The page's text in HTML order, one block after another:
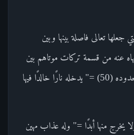
جعلها تعالى فاصلة بينها وبين
إلى ما نهاه عنه من قسمة تركات موتاهم بين
ورثتهم وغير ذلك من حدوده (50) =" يدخله نارًا خالدًا فيها
ولا يخرج منها أبدًا =" وله عذاب مهين